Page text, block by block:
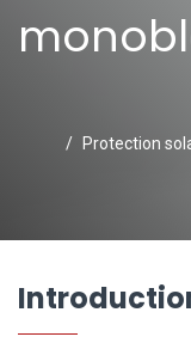
Protection